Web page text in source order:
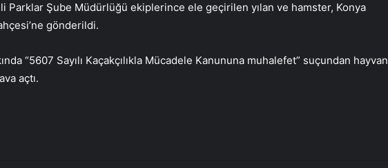
Parklar Şube Müdürlüğü ekiplerince ele geçirilen yılan ve hamster, Konya
gönderildi.
“5607 Sayılı Kaçakçılıkla Mücadele Kanununa muhalefet” suçundan hayvan
açtı.